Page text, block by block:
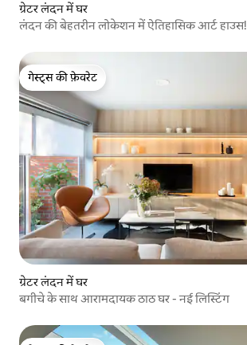
ग्रेटर लंदन में घर
लंदन की बेहतरीन लोकेशन में ऐतिहासिक आर्ट हाउस!
गेस्ट्स की फ़ेवरेट
गेस्ट्स की फ़ेवरेट
ग्रेटर लंदन में घर
बगीचे के साथ आरामदायक ठाठ घर - नई लिस्टिंग